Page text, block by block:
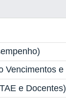
Vencimentos
e Docentes)